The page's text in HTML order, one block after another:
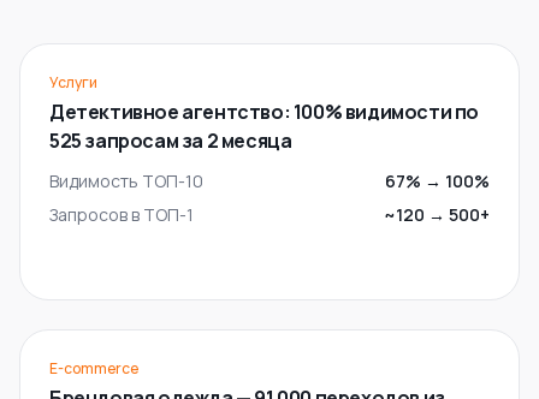
Услуги
Детективное агентство: 100% видимости по
525 запросам за 2 месяца
Видимость ТОП-10 67% → 100%
Запросов в ТОП-1
~120 → 500+
E-commerce